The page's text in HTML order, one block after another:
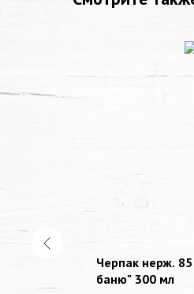
Черпак нерж.
баню" 300 мл